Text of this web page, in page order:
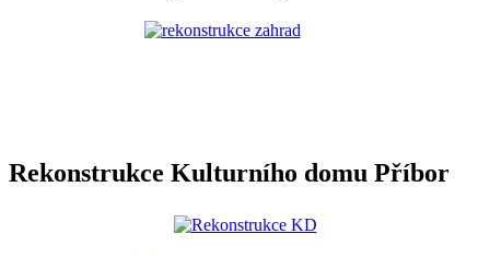
Rekonstrukce Kulturního domu Příbor